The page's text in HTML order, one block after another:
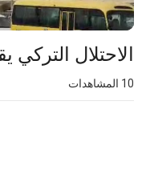
الاحتلال
المشاهدات